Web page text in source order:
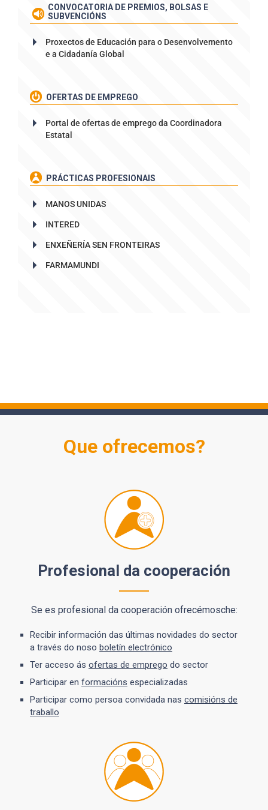
CONVOCATORIA DE PREMIOS, BOLSAS E
SUBVENCIÓNS
Proxectos de Educación para o Desenvolvemento
e a Cidadanía Global
OFERTAS DE EMPREGO
Portal de ofertas de emprego da Coordinadora
Estatal
PRÁCTICAS PROFESIONAIS
MANOS UNIDAS
INTERED
ENXEÑERÍA SEN FRONTEIRAS
FARMAMUNDI
Que ofrecemos?
Profesional da cooperación
Se es profesional da cooperación ofrecémosche:
Recibir información das últimas novidades do sector
a través do noso boletín electrónico
Ter acceso ás ofertas de emprego do sector
Participar en formacións especializadas
Participar como persoa convidada nas comisións de
traballo